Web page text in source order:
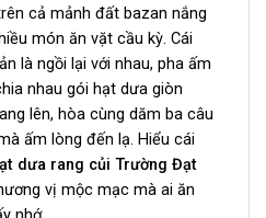
cả mảnh đất bazan nắng
món ăn vặt cầu kỳ. Cái
là ngồi lại với nhau, pha ấm
nhau gói hạt dưa giòn
lên, hòa cùng dăm ba câu
ấm lòng đến lạ. Hiểu cái
dưa rang củi Trường Đạt
vị mộc mạc mà ai ăn